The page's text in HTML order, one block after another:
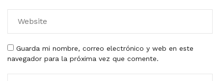
Guarda mi nombre, correo electrónico y web en este
navegador para la próxima vez que comente.